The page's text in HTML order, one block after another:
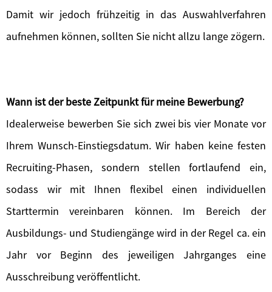
Damit wir jedoch frühzeitig in das Auswahlverfahren
aufnehmen können, sollten Sie nicht allzu lange zögern.
Wann ist der beste Zeitpunkt für meine Bewerbung?
Idealerweise bewerben Sie sich zwei bis vier Monate vor
Ihrem Wunsch-Einstiegsdatum. Wir haben keine festen
Recruiting-Phasen, sondern stellen fortlaufend ein,
sodass wir mit Ihnen flexibel einen individuellen
Starttermin vereinbaren können. Im Bereich der
Ausbildungs- und Studiengänge wird in der Regel ca. ein
Jahr vor Beginn des jeweiligen Jahrganges eine
Ausschreibung veröffentlicht.